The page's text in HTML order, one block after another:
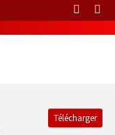
Télécharger